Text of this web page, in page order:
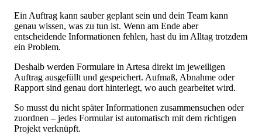
Ein Auftrag kann sauber geplant sein und dein Team kann
genau wissen, was zu tun ist. Wenn am Ende aber
entscheidende Informationen fehlen, hast du im Alltag trotzdem
ein Problem.
Deshalb werden Formulare in Artesa direkt im jeweiligen
Auftrag ausgefüllt und gespeichert. Aufmaß, Abnahme oder
Rapport sind genau dort hinterlegt, wo auch gearbeitet wird.
So musst du nicht später Informationen zusammensuchen oder
zuordnen – jedes Formular ist automatisch mit dem richtigen
Projekt verknüpft.